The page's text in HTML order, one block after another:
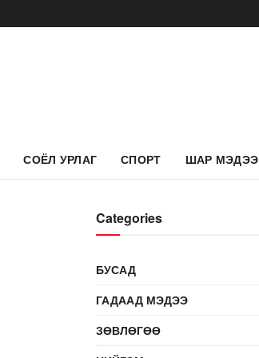
СОЁЛ УРЛАГ СПОРТ ШАР МЭДЭЭ
Categories
БУСАД
ГАДААД МЭДЭЭ
ЗӨВЛӨГӨӨ